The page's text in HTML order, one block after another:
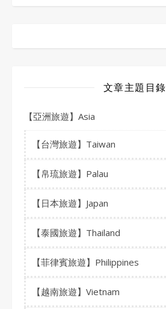
文章主題目錄
【亞洲旅遊】Asia
【台灣旅遊】Taiwan
【帛琉旅遊】Palau
【日本旅遊】Japan
【泰國旅遊】Thailand
【菲律賓旅遊】Philippines
【越南旅遊】Vietnam